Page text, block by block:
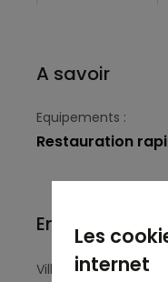
A savoir
Equipements :
Restauration
Environnement
Ville : Paris (75006)
Les
internet